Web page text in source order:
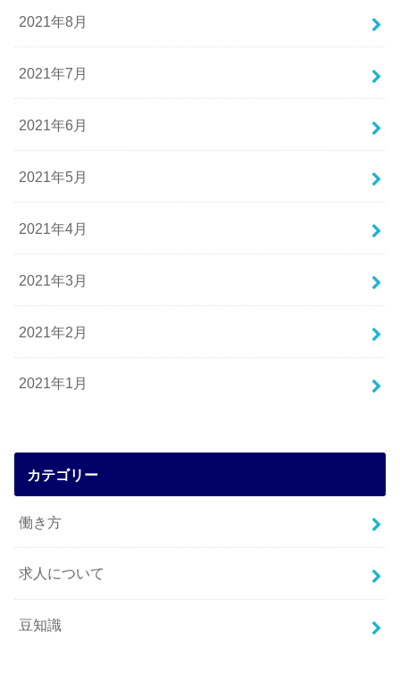
2021年8月
2021年7月
2021年6月
2021年5月
2021年4月
2021年3月
2021年2月
2021年1月
カテゴリー
働き方
求人について
豆知識